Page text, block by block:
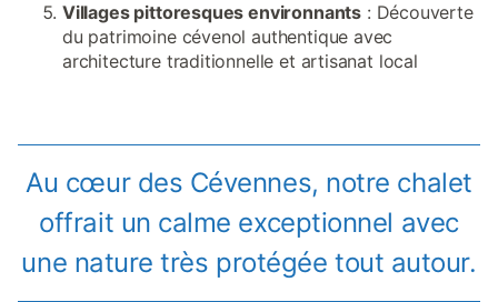
Villages pittoresques environnants : Découverte
du patrimoine cévenol authentique avec
architecture traditionnelle et artisanat local
Au cœur des Cévennes, notre chalet
offrait un calme exceptionnel avec
une nature très protégée tout autour.